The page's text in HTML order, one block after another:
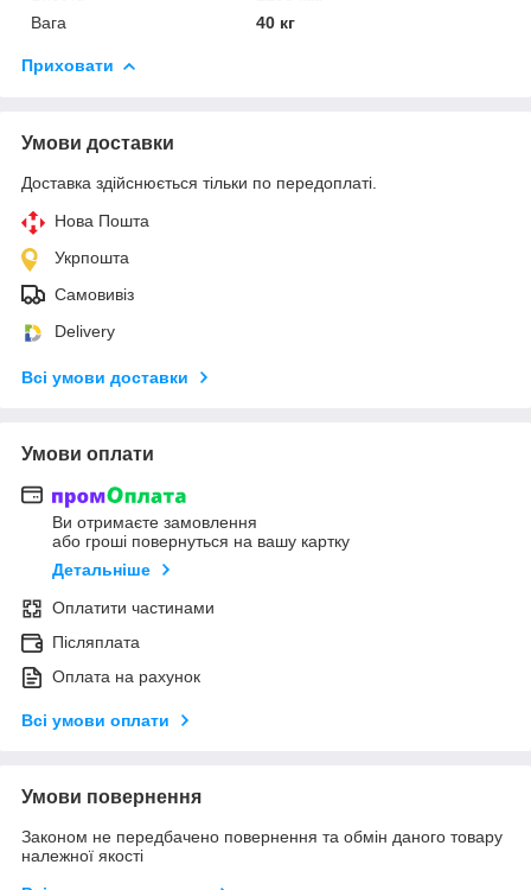
Вага
40 кг
Приховати
Умови доставки
Доставка здійснюється тільки по передоплаті.
Нова Пошта
Укрпошта
Самовивіз
Delivery
Всі умови доставки
Умови оплати
Ви отримаєте замовлення
або гроші повернуться на вашу картку
Детальніше
Оплатити частинами
Післяплата
Оплата на рахунок
Всі умови оплати
Умови повернення
Законом не передбачено повернення та обмін даного товару
належної якості